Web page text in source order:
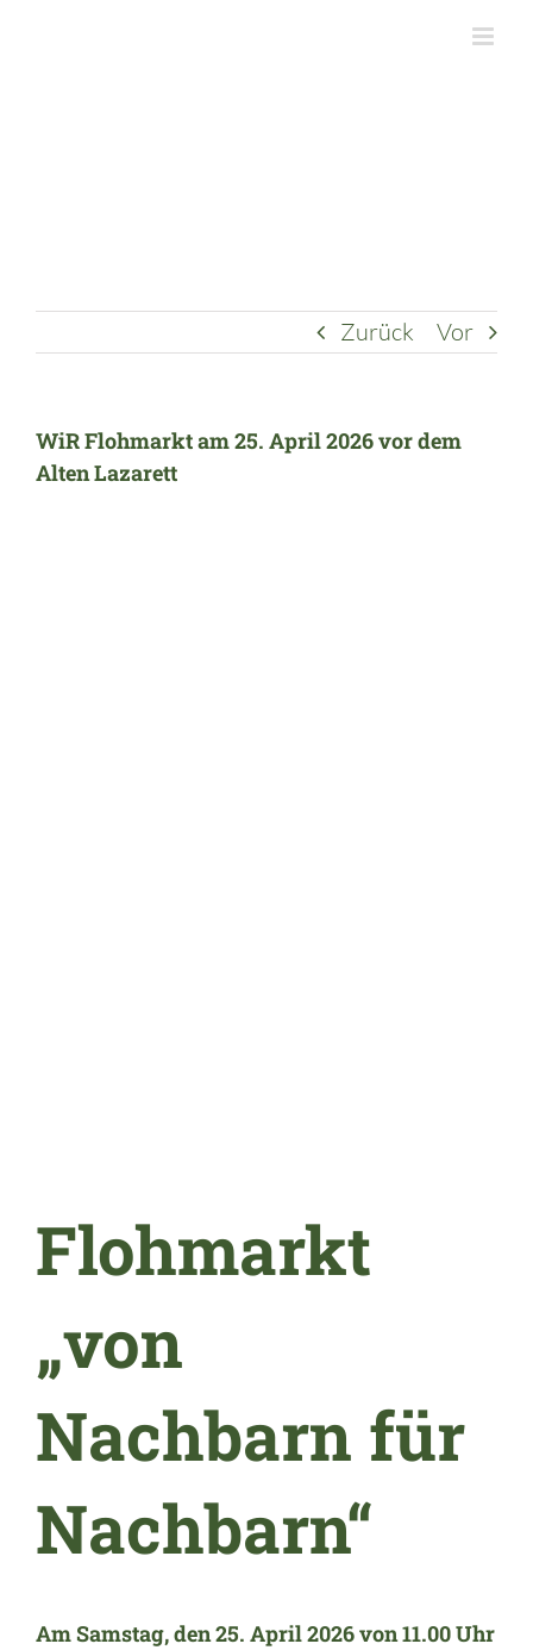
Zurück Vor
WiR Flohmarkt am 25. April 2026 vor dem
Alten Lazarett
Flohmarkt
„von
Nachbarn für
Nachbarn“
AmSamstag, den 25. April 2026von 11.00 Uhr